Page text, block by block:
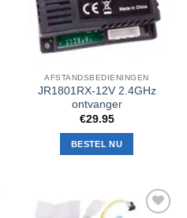
AFSTANDSBEDIENINGEN
JR1801RX-12V 2.4GHz
ontvanger
€29.95
BESTEL NU